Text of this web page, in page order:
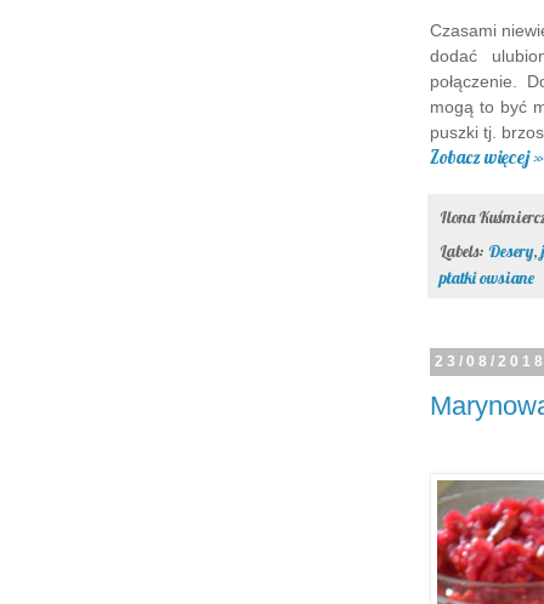
Czasami
dodać
połączenie.
mogą to być
puszki tj.
Zobacz więcej »
Ilona
Labels: Desery,
płatki owsiane
23/08/